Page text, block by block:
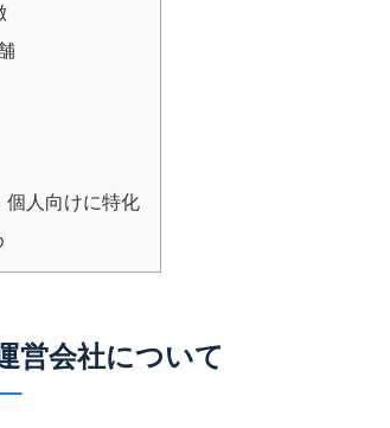
個人向けに特化
営会社について